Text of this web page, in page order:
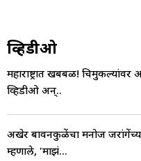
व्हिडीओ
महाराष्ट्रात खबबळ! चिमुकल्यांवर
व्हिडीओ अन्..
अखेर बावनकुळेंचा मनोज
म्हणाले, 'माझं...